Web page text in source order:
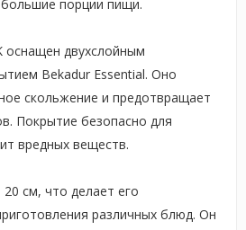
порции пищи.
оснащен двухслойным
Bekadur Essential. Оно
скольжение и предотвращает
Покрытие безопасно для
вредных веществ.
см, что делает его
различных блюд. Он